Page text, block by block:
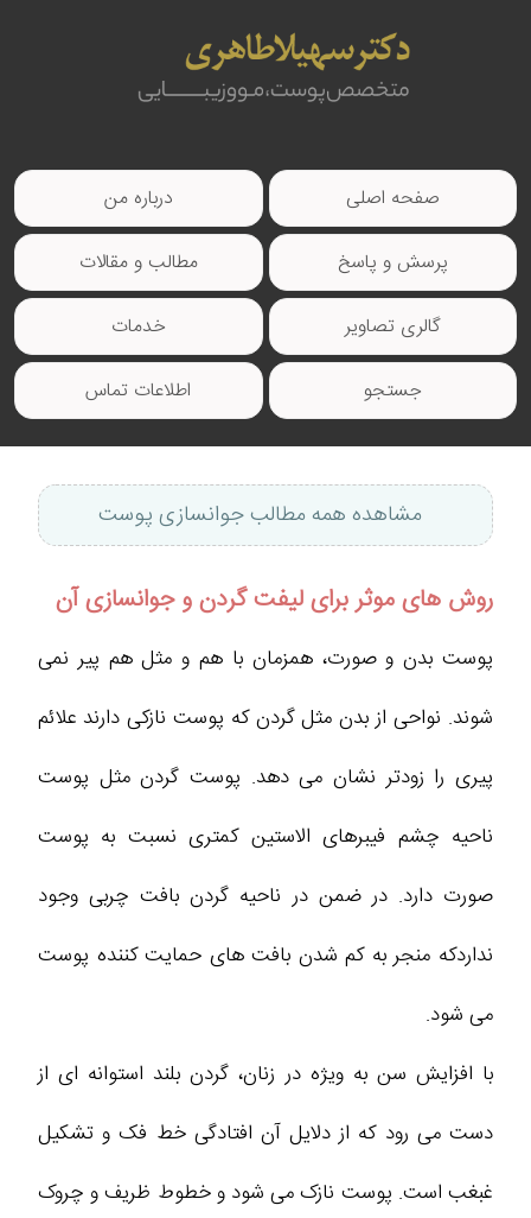
صفحه اصلی درباره من
پرسش و پاسخ مطالب و مقالات
گالری تصاویر خدمات
جستجو اطلاعات تماس
مشاهده همه مطالب جوانسازی پوست
روش های موثر برای لیفت گردن و جوانسازی آن
پوست بدن و صورت، همزمان با هم و مثل هم پیر نمی
شوند. نواحی از بدن مثل گردن که پوست نازکی دارند علائم
پیری را زودتر نشان می دهد. پوست گردن مثل پوست
ناحیه چشم فیبرهای الاستین کمتری نسبت به پوست
صورت دارد. در ضمن در ناحیه گردن بافت چربی وجود
نداردکه منجر به کم شدن بافت های حمایت کننده پوست
می شود.
با افزایش سن به ویژه در زنان، گردن بلند استوانه ای از
دست می رود که از دلایل آن افتادگی خط فک و تشکیل
غبغب است. پوست نازک می شود و خطوط ظریف و چروک